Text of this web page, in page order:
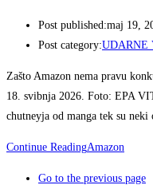
Post published:maj 19,
Post category:UDARNE
Zašto Amazon nema pravu
18. svibnja 2026. Foto: EPA
chutneyja od manga tek su
Continue ReadingAmazon
Go to the previous page